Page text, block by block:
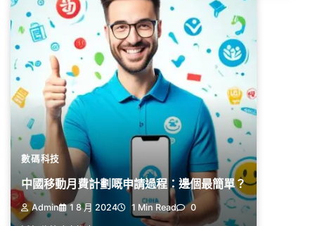
數碼科技
中國移動月費計劃嘅申請過程：邊個最簡單？
Admin 1 8 月 2024 1 Min Read 0